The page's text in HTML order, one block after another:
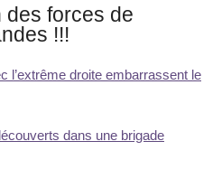
des forces de
!!!
l’extrême droite embarrassent le
dans une brigade